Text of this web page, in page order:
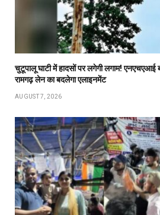
चुटूपालू घाटी में हादसों पर लगेगी लगाम!
रामगढ़ लेन का बदलेगा एलाइनमेंट
AUGUST 7, 2026